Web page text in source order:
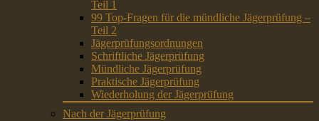
Teil 1
99 Top-Fragen für die mündliche Jägerprüfung –
Teil 2
Jägerprüfungsordnungen
Schriftliche Jägerprüfung
Mündliche Jägerprüfung
Praktische Jägerprüfung
Wiederholung der Jägerprüfung
Nach der Jägerprüfung